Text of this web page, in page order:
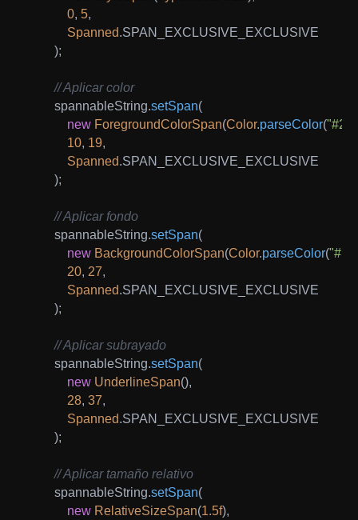
0, 5,
Spanned.SPAN_EXCLUSIVE_EXCLUSIVE
);
// Aplicar color
        spannableString
.setSpan(
new ForegroundColorSpan(Color.parseColor(
10, 19,
Spanned.SPAN_EXCLUSIVE_EXCLUSIVE
);
// Aplicar fondo
        spannableString
.setSpan(
new BackgroundColorSpan(Color.parseColor(
20, 27,
Spanned.SPAN_EXCLUSIVE_EXCLUSIVE
);
// Aplicar subrayado
        spannableString
.setSpan(
new UnderlineSpan(),
28, 37,
Spanned.SPAN_EXCLUSIVE_EXCLUSIVE
);
// Aplicar tamaño relativo
        spannableString
.setSpan(
new RelativeSizeSpan(1.5f),